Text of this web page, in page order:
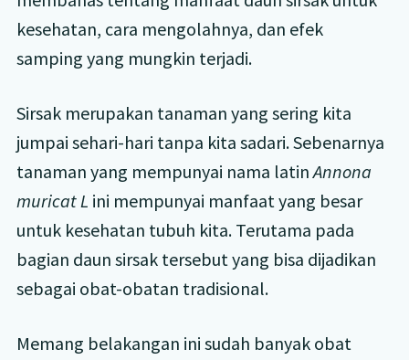
kesehatan, cara mengolahnya, dan efek
samping yang mungkin terjadi.
Sirsak merupakan tanaman yang sering kita
jumpai sehari-hari tanpa kita sadari. Sebenarnya
tanaman yang mempunyai nama latinAnnona
muricat L ini mempunyai manfaat yang besar
untuk kesehatan tubuh kita. Terutama pada
bagian daun sirsak tersebut yang bisa dijadikan
sebagai obat-obatan tradisional.
Memang belakangan ini sudah banyak obat